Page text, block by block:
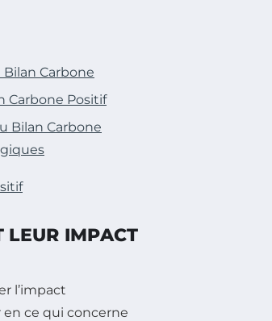
Carbone
Carbone Positif
Bilan Carbone
LEUR IMPACT
l’impact
ce qui concerne